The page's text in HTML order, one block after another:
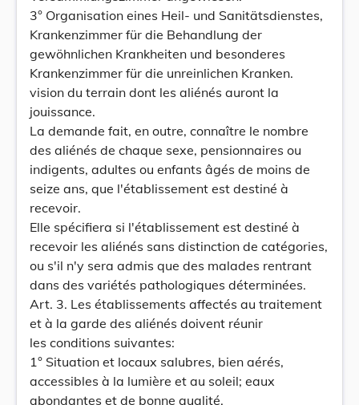
3° Organisation eines Heil- und Sanitätsdienstes,
Krankenzimmer für die Behandlung der
gewöhnlichen Krankheiten und besonderes
Krankenzimmer für die unreinlichen Kranken.
vision du terrain dont les aliénés auront la
jouissance.
La demande fait, en outre, connaître le nombre
des aliénés de chaque sexe, pensionnaires ou
indigents, adultes ou enfants âgés de moins de
seize ans, que l'établissement est destiné à
recevoir.
Elle spécifiera si l'établissement est destiné à
recevoir les aliénés sans distinction de catégories,
ou s'il n'y sera admis que des malades rentrant
dans des variétés pathologiques déterminées.
Art. 3. Les établissements affectés au traitement
et à la garde des aliénés doivent réunir
les conditions suivantes:
1° Situation et locaux salubres, bien aérés,
accessibles à la lumière et au soleil; eaux
abondantes et de bonne qualité.